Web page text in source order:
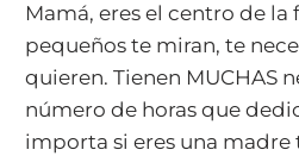
Mamá, eres el centro de la
pequeños te miran, te
quieren. Tienen MUCHAS
número de horas que
importa si eres una madre